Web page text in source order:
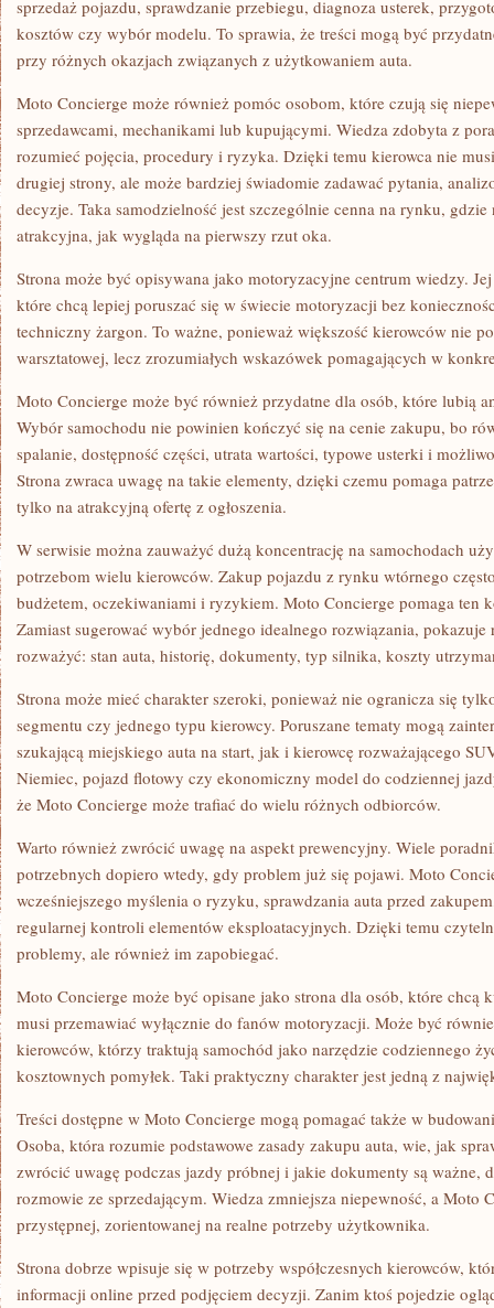
sprzedaż pojazdu, sprawdzanie przebiegu, diagnoza usterek,
kosztów czy wybór modelu. To sprawia, że treści mogą być
przy różnych okazjach związanych z użytkowaniem auta.
Moto Concierge może również pomóc osobom, które czują się
sprzedawcami, mechanikami lub kupującymi. Wiedza zdobyta z
rozumieć pojęcia, procedury i ryzyka. Dzięki temu kierowca nie
drugiej strony, ale może bardziej świadomie zadawać pytania,
decyzje. Taka samodzielność jest szczególnie cenna na rynku,
atrakcyjna, jak wygląda na pierwszy rzut oka.
Strona może być opisywana jako motoryzacyjne centrum wiedzy.
które chcą lepiej poruszać się w świecie motoryzacji bez
techniczny żargon. To ważne, ponieważ większość kierowców nie
warsztatowej, lecz zrozumiałych wskazówek pomagających w
Moto Concierge może być również przydatne dla osób, które lubią
Wybór samochodu nie powinien kończyć się na cenie zakupu, bo
spalanie, dostępność części, utrata wartości, typowe usterki i
Strona zwraca uwagę na takie elementy, dzięki czemu pomaga
tylko na atrakcyjną ofertę z ogłoszenia.
W serwisie można zauważyć dużą koncentrację na samochodach
potrzebom wielu kierowców. Zakup pojazdu z rynku wtórnego
budżetem, oczekiwaniami i ryzykiem. Moto Concierge pomaga ten
Zamiast sugerować wybór jednego idealnego rozwiązania, pokazuje
rozważyć: stan auta, historię, dokumenty, typ silnika, koszty
Strona może mieć charakter szeroki, ponieważ nie ogranicza się
segmentu czy jednego typu kierowcy. Poruszane tematy mogą
szukającą miejskiego auta na start, jak i kierowcę rozważającego
Niemiec, pojazd flotowy czy ekonomiczny model do codziennej
że Moto Concierge może trafiać do wielu różnych odbiorców.
Warto również zwrócić uwagę na aspekt prewencyjny. Wiele
potrzebnych dopiero wtedy, gdy problem już się pojawi. Moto
wcześniejszego myślenia o ryzyku, sprawdzania auta przed
regularnej kontroli elementów eksploatacyjnych. Dzięki temu
problemy, ale również im zapobiegać.
Moto Concierge może być opisane jako strona dla osób, które chcą
musi przemawiać wyłącznie do fanów motoryzacji. Może być
kierowców, którzy traktują samochód jako narzędzie codziennego
kosztownych pomyłek. Taki praktyczny charakter jest jedną z
Treści dostępne w Moto Concierge mogą pomagać także w
Osoba, która rozumie podstawowe zasady zakupu auta, wie, jak
zwrócić uwagę podczas jazdy próbnej i jakie dokumenty są ważne,
rozmowie ze sprzedającym. Wiedza zmniejsza niepewność, a Moto
przystępnej, zorientowanej na realne potrzeby użytkownika.
Strona dobrze wpisuje się w potrzeby współczesnych kierowców,
informacji online przed podjęciem decyzji. Zanim ktoś pojedzie